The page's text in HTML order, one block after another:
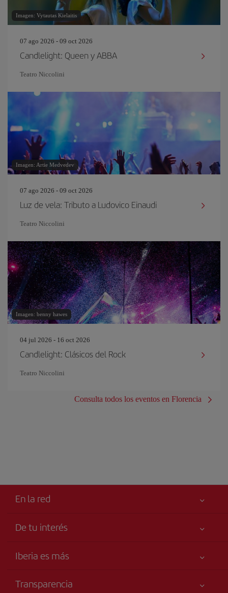
Imagen: Vytautas Kielaitis
07 ago 2026 - 09 oct 2026
Candlelight: Queen y ABBA
Teatro Niccolini
Imagen: Artie Medvedev
07 ago 2026 - 09 oct 2026
Luz de vela: Tributo a Ludovico Einaudi
Teatro Niccolini
Imagen: benny hawes
04 jul 2026 - 16 oct 2026
Candlelight: Clásicos del Rock
Teatro Niccolini
Consulta todos los eventos en Florencia
En la red
De tu interés
Accesibilidad
Iberia es más
Grupo Iberia
Transparencia